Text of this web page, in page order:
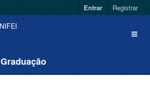
Entrar Registrar
Graduação